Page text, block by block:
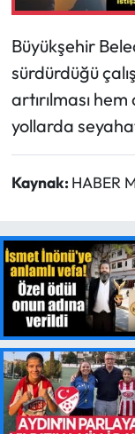
Büyükşehir
sürdürdüğü
artırılması
yollarda
Kaynak: HABER